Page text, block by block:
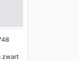
zwart